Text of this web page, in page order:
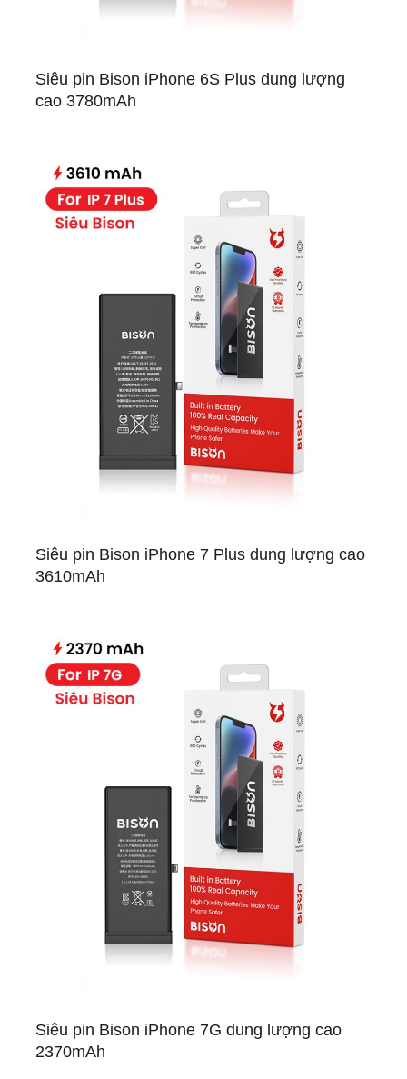
Siêu pin Bison iPhone 6S Plus dung lượng
cao 3780mAh
Siêu pin Bison iPhone 7 Plus dung lượng cao
3610mAh
Siêu pin Bison iPhone 7G dung lượng cao
2370mAh